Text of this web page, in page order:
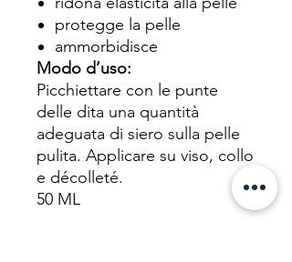
protegge la pelle
ammorbidisce
Modo d’uso:
Picchiettare con le punte
delle dita una quantità
adeguata di siero sulla pelle
pulita. Applicare su viso, collo
e décolleté.
50 ML